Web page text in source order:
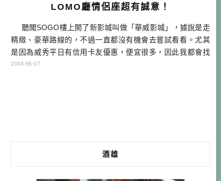
LOMO廳情侶座超有誠意！
聽聞SOGO樓上開了新影城叫做「華威影城」，據說是走
精緻、豪華路線的，不過一直都沒有機會去嘗試看看。尤其
是因為威秀平日有信用卡友優惠，便宜很多，因此我都會找
個平日白天，再找電影咖一起去看。所以對於更貴的華威，
2014-05-07
酒雄